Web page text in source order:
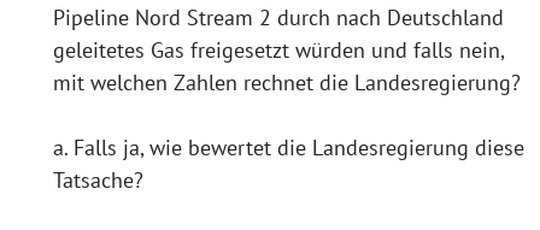
Pipeline Nord Stream 2 durch nach Deutschland
geleitetes Gas freigesetzt würden und falls nein,
mit welchen Zahlen rechnet die Landesregierung?
a. Falls ja, wie bewertet die Landesregierung diese
Tatsache?